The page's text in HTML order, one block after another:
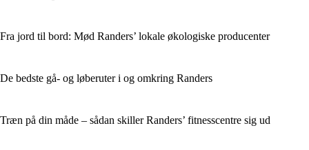
Fra jord til bord: Mød Randers’ lokale økologiske producenter
De bedste gå- og løberuter i og omkring Randers
Træn på din måde – sådan skiller Randers’ fitnesscentre sig ud